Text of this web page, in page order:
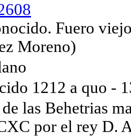
Fuero
Moreno)
1212 a quo -
las Behetrias
por el rey D.